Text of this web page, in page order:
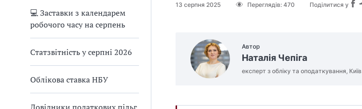
💻 Заставки з календарем
робочого часу на серпень
Статзвітність у серпні 2026
Облікова ставка НБУ
13 серпня 2025 Переглядів: 470 Поділитися у
Автор
Наталія Чепіга
експерт з обліку та оподаткування, Київ